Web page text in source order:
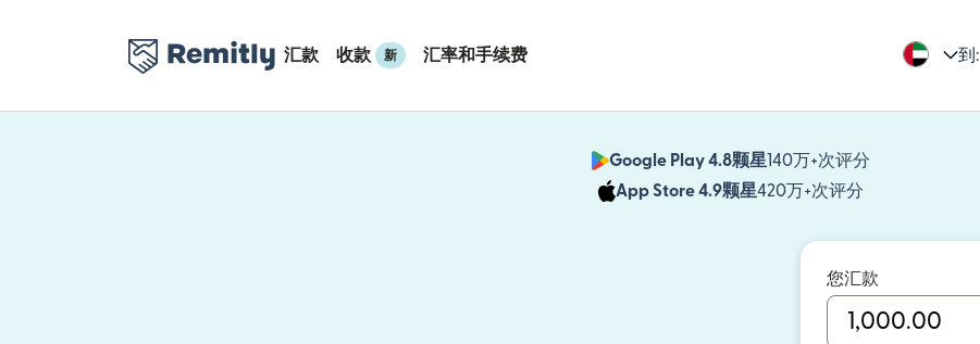
汇款 收款 新 汇率和手续费 到:
Google Play 4.8颗星140万+次评分
App Store 4.9颗星420万+次评分
您汇款